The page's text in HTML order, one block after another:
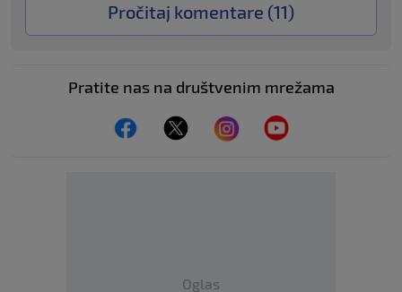
Pročitaj komentare (11)
Pratite nas na društvenim mrežama
Oglas